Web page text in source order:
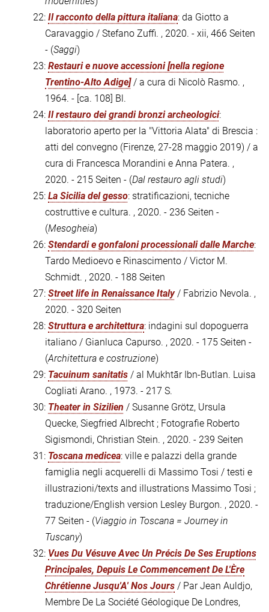
22: Il racconto della pittura italiana: da Giotto a
Caravaggio / Stefano Zuffi. , 2020. - xii, 466 Seiten
- (Saggi)
23: Restauri e nuove accessioni [nella regione
Trentino-Alto Adige]/ a cura di Nicolò Rasmo. ,
1964. - [ca. 108] Bl.
24: Il restauro dei grandi bronzi archeologici:
laboratorio aperto per la "Vittoria Alata" di Brescia :
atti del convegno (Firenze, 27-28 maggio 2019) / a
cura di Francesca Morandini e Anna Patera. ,
2020. - 215 Seiten - (Dal restauro agli studi)
25: La Sicilia del gesso: stratificazioni, tecniche
costruttive e cultura. , 2020. - 236 Seiten -
(Mesogheia)
26: Stendardi e gonfaloni processionali dalle Marche:
Tardo Medioevo e Rinascimento / Victor M.
Schmidt. , 2020. - 188 Seiten
27: Street life in Renaissance Italy/ Fabrizio Nevola. ,
2020. - 320 Seiten
28: Struttura e architettura: indagini sul dopoguerra
italiano / Gianluca Capurso. , 2020. - 175 Seiten -
(Architettura e costruzione)
29: Tacuinum sanitatis / al Mukhtār Ibn-Butlan. Luisa
Cogliati Arano. , 1973. - 217 S.
30: Theater in Sizilien / Susanne Grötz, Ursula
Quecke, Siegfried Albrecht ; Fotografie Roberto
Sigismondi, Christian Stein. , 2020. - 239 Seiten
31: Toscana medicea: ville e palazzi della grande
famiglia negli acquerelli di Massimo Tosi / testi e
illustrazioni/texts and illustrations Massimo Tosi ;
traduzione/English version Lesley Burgon. , 2020. -
77 Seiten - (Viaggio in Toscana = Journey in
Tuscany)
32: Vues Du Vésuve Avec Un Précis De Ses Eruptions
Principales, Depuis Le Commencement De L'Ère
Chrétienne Jusqu'A' Nos Jours / Par Jean Auldjo,
Membre De La Société Géologique De Londres,